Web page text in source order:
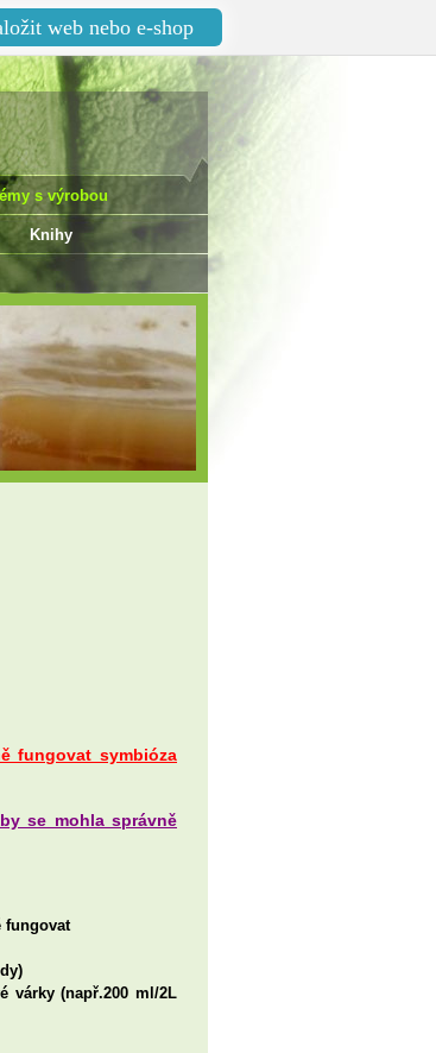
web nebo e-shop
s výrobou
Knihy
fungovat symbióza
se mohla správně
fungovat
várky (např.200 ml/2L